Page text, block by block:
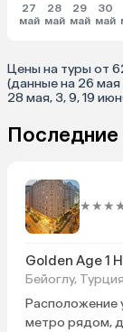
27
май
28
май
29
май
30
май
Цены на туры от
(данные на 26
28 мая, 3, 9, 19
Golden Age 1
Бейоглу, Турция
Расположение
метро рядом,